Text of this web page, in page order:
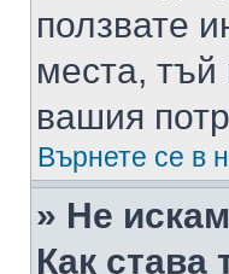
ползвате
места,
вашия
Върнете се в
» Не
Как става